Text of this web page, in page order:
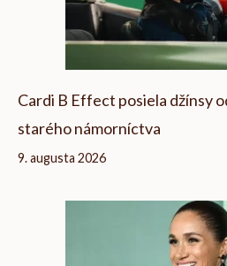
Cardi B Effect posiela džínsy
starého námorníctva
9. augusta 2026